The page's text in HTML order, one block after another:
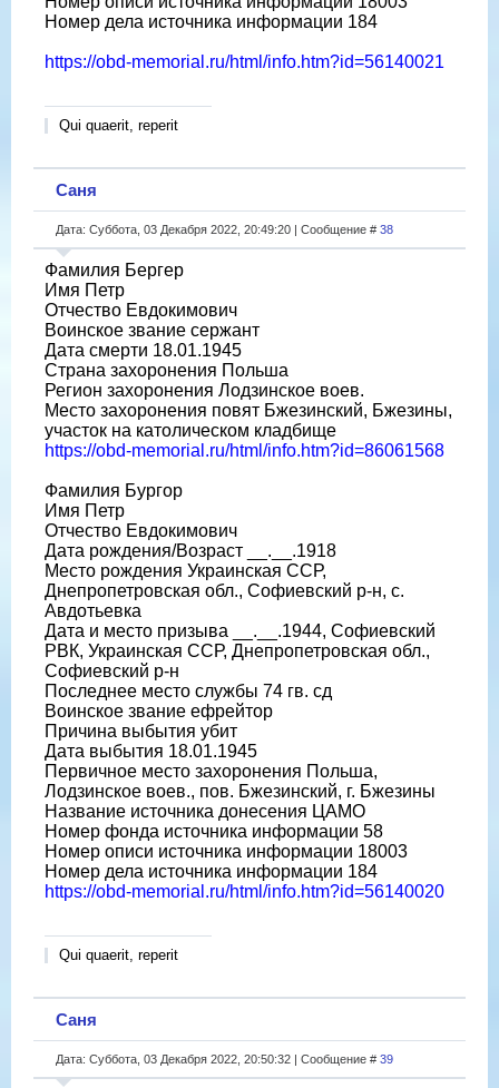
Номер дела источника информации 184
https://obd-memorial.ru/html/info.htm?id=56140021
Qui quaerit, reperit
Саня
Дата: Суббота, 03 Декабря 2022, 20:49:20 | Сообщение # 38
Фамилия Бергер
Имя Петр
Отчество Евдокимович
Воинское звание сержант
Дата смерти 18.01.1945
Страна захоронения Польша
Регион захоронения Лодзинское воев.
Место захоронения повят Бжезинский, Бжезины,
участок на католическом кладбище
https://obd-memorial.ru/html/info.htm?id=86061568
Фамилия Бургор
Имя Петр
Отчество Евдокимович
Дата рождения/Возраст __.__.1918
Место рождения Украинская ССР,
Днепропетровская обл., Софиевский р-н, с.
Авдотьевка
Дата и место призыва __.__.1944, Софиевский
РВК, Украинская ССР, Днепропетровская обл.,
Софиевский р-н
Последнее место службы 74 гв. сд
Воинское звание ефрейтор
Причина выбытия убит
Дата выбытия 18.01.1945
Первичное место захоронения Польша,
Лодзинское воев., пов. Бжезинский, г. Бжезины
Название источника донесения ЦАМО
Номер фонда источника информации 58
Номер описи источника информации 18003
Номер дела источника информации 184
https://obd-memorial.ru/html/info.htm?id=56140020
Qui quaerit, reperit
Саня
Дата: Суббота, 03 Декабря 2022, 20:50:32 | Сообщение # 39